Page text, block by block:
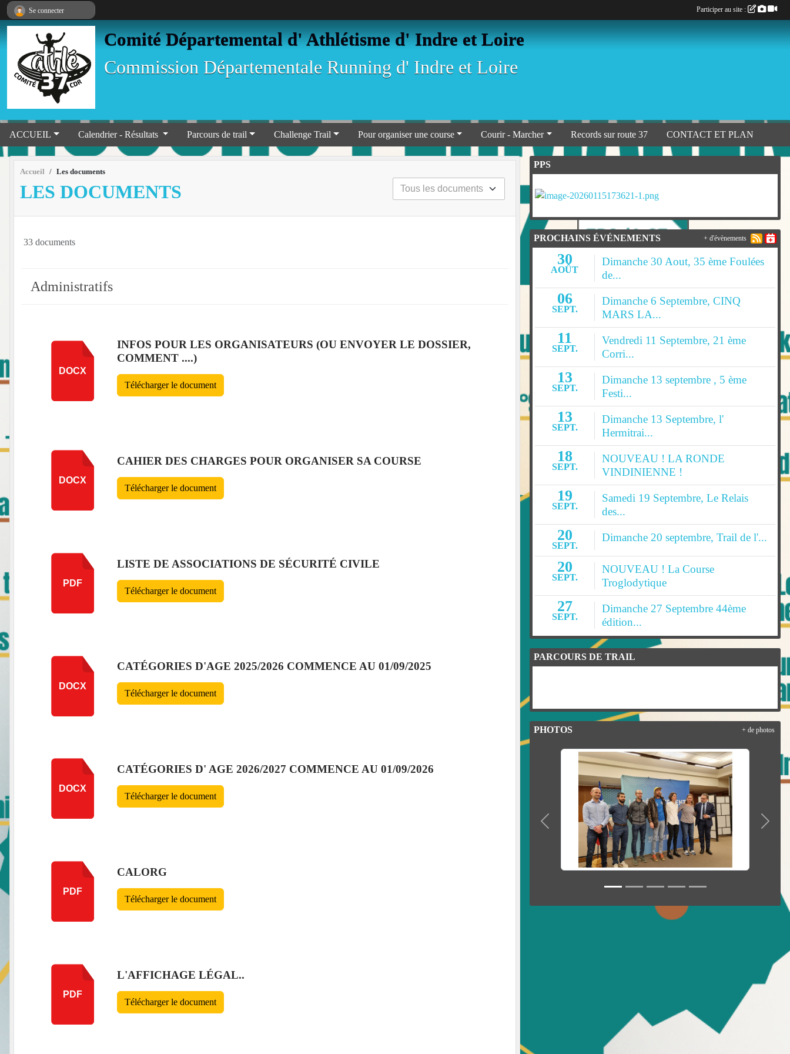
Comité Départemental d' Athlétisme d' Indre et Loire
Commission Départementale Running d' Indre et Loire
ACCUEIL Calendrier - Résultats Parcours de trail Challenge Trail Pour organiser une course Courir - Marcher Records sur route 37 CONTACT ET PLAN
Accueil Les documents
LES DOCUMENTS
33 documents
Administratifs
DOCX
INFOS POUR LES ORGANISATEURS (OU ENVOYER LE DOSSIER,
COMMENT ....)
Télécharger le document
DOCX
CAHIER DES CHARGES POUR ORGANISER SA COURSE
Télécharger le document
PDF
LISTE DE ASSOCIATIONS DE SÉCURITÉ CIVILE
Télécharger le document
DOCX
CATÉGORIES D'AGE 2025/2026 COMMENCE AU 01/09/2025
Télécharger le document
DOCX
CATÉGORIES D' AGE 2026/2027 COMMENCE AU 01/09/2026
Télécharger le document
PDF
CALORG
Télécharger le document
PDF
L'AFFICHAGE LÉGAL..
Télécharger le document
PPS
PROCHAINS ÉVÉNEMENTS
30
AOÛT
Dimanche 30 Aout, 35 ème Foulées
de...
06
SEPT.
Dimanche 6 Septembre, CINQ
MARS LA...
11
SEPT.
Vendredi 11 Septembre, 21 ème
Corri...
13
SEPT.
Dimanche 13 septembre , 5 ème
Festi...
13
SEPT.
Dimanche 13 Septembre, l'
Hermitrai...
18
SEPT.
NOUVEAU ! LA RONDE
VINDINIENNE !
19
SEPT.
Samedi 19 Septembre, Le Relais
des...
20
SEPT.
Dimanche 20 septembre, Trail de l'...
20
SEPT.
NOUVEAU ! La Course
Troglodytique
27
SEPT.
Dimanche 27 Septembre 44ème
édition...
+ d'évènements
PARCOURS DE TRAIL
PHOTOS
Précedent
+ de photos
Se connecter Participer au site :
Panneau de gestion des cookies